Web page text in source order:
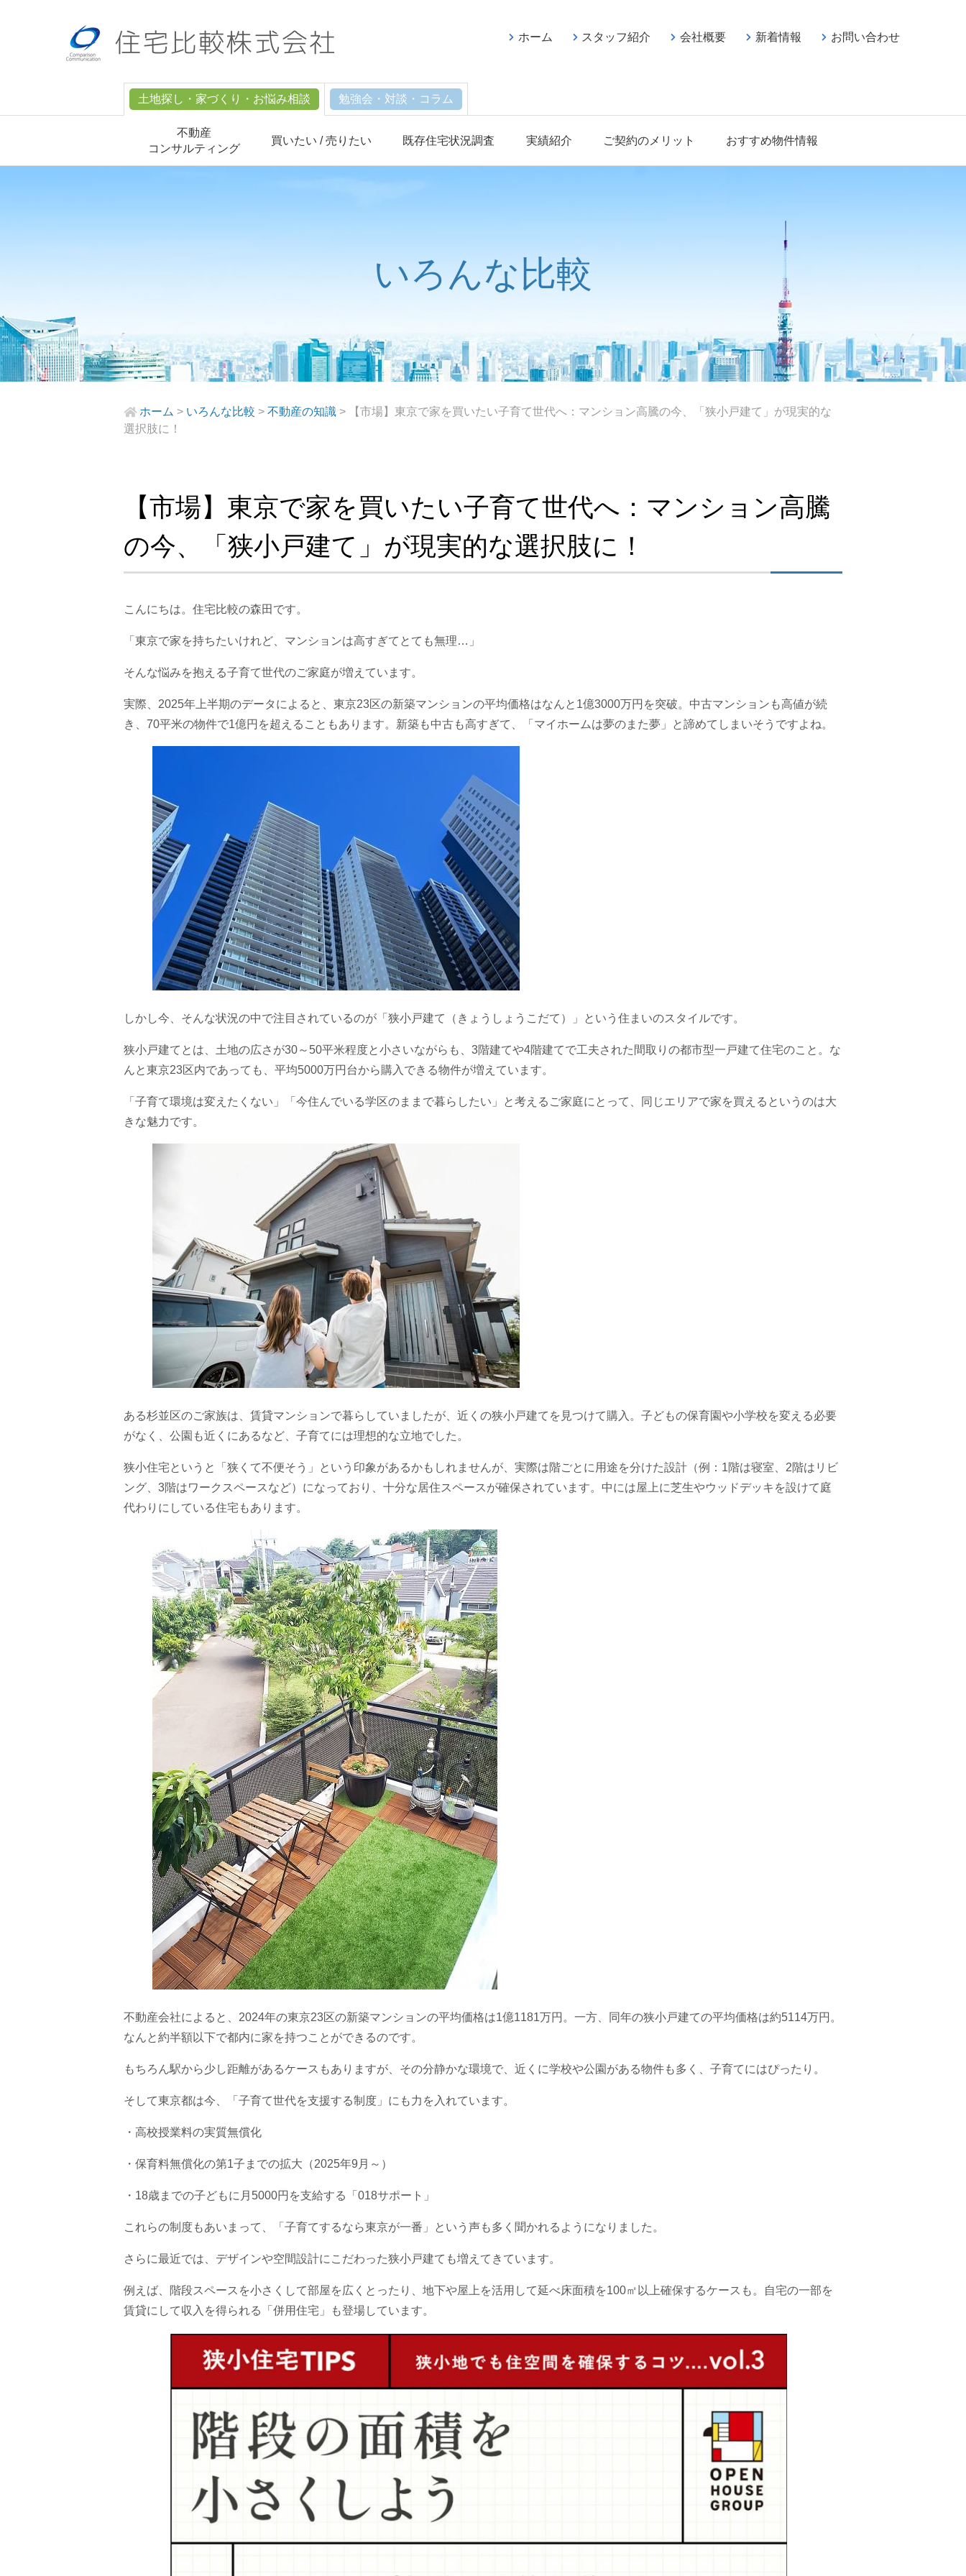
土地探し・家づくり・お悩み相談
不動産
コンサルティング
買いたい / 売りたい 既存住宅状況調査 実績紹介 ご契約のメリット おすすめ物件情報
勉強会・対談・コラム
ホーム スタッフ紹介 会社概要 新着情報 お問い合わせ
いろんな比較
ホーム > いろんな比較 >不動産の知識 >
【市場】東京で家を買いたい子育て世代へ：マンション高騰の今、「狭小戸建て」が現実的な
選択肢に！
【市場】東京で家を買いたい子育て世代へ：マンション高騰
の今、「狭小戸建て」が現実的な選択肢に！
こんにちは。住宅比較の森田です。
「東京で家を持ちたいけれど、マンションは高すぎてとても無理…」
そんな悩みを抱える子育て世代のご家庭が増えています。
実際、2025年上半期のデータによると、東京23区の新築マンションの平均価格はなんと1億3000万円を突破。中古マンションも高値が続
き、70平米の物件で1億円を超えることもあります。新築も中古も高すぎて、「マイホームは夢のまた夢」と諦めてしまいそうですよね。
しかし今、そんな状況の中で注目されているのが「狭小戸建て（きょうしょうこだて）」という住まいのスタイルです。
狭小戸建てとは、土地の広さが30～50平米程度と小さいながらも、3階建てや4階建てで工夫された間取りの都市型一戸建て住宅のこと。な
んと東京23区内であっても、平均5000万円台から購入できる物件が増えています。
「子育て環境は変えたくない」「今住んでいる学区のままで暮らしたい」と考えるご家庭にとって、同じエリアで家を買えるというのは大
きな魅力です。
ある杉並区のご家族は、賃貸マンションで暮らしていましたが、近くの狭小戸建てを見つけて購入。子どもの保育園や小学校を変える必要
がなく、公園も近くにあるなど、子育てには理想的な立地でした。
狭小住宅というと「狭くて不便そう」という印象があるかもしれませんが、実際は階ごとに用途を分けた設計（例：1階は寝室、2階はリビ
ング、3階はワークスペースなど）になっており、十分な居住スペースが確保されています。中には屋上に芝生やウッドデッキを設けて庭
代わりにしている住宅もあります。
不動産会社によると、2024年の東京23区の新築マンションの平均価格は1億1181万円。一方、同年の狭小戸建ての平均価格は約5114万円。
なんと約半額以下で都内に家を持つことができるのです。
もちろん駅から少し距離があるケースもありますが、その分静かな環境で、近くに学校や公園がある物件も多く、子育てにはぴったり。
そして東京都は今、「子育て世代を支援する制度」にも力を入れています。
・高校授業料の実質無償化
・保育料無償化の第1子までの拡大（2025年9月～）
・18歳までの子どもに月5000円を支給する「018サポート」
これらの制度もあいまって、「子育てするなら東京が一番」という声も多く聞かれるようになりました。
さらに最近では、デザインや空間設計にこだわった狭小戸建ても増えてきています。
例えば、階段スペースを小さくして部屋を広くとったり、地下や屋上を活用して延べ床面積を100㎡以上確保するケースも。自宅の一部を
賃貸にして収入を得られる「併用住宅」も登場しています。